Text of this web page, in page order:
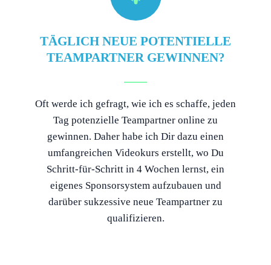
TÄGLICH NEUE POTENTIELLE
TEAMPARTNER GEWINNEN?
Oft werde ich gefragt, wie ich es schaffe, jeden
Tag potenzielle Teampartner online zu
gewinnen. Daher habe ich Dir dazu einen
umfangreichen Videokurs erstellt, wo Du
Schritt-für-Schritt in 4 Wochen lernst, ein
eigenes Sponsorsystem aufzubauen und
darüber sukzessive neue Teampartner zu
qualifizieren.